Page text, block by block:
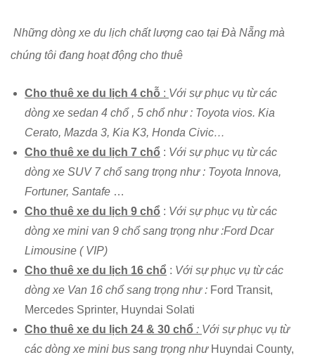
Những dòng xe du lịch chất lượng cao tại Đà Nẵng mà
chúng tôi đang hoạt động cho thuê
Cho thuê xe du lịch 4 chỗ : Với sự phục vụ từ các
dòng xe sedan 4 chổ , 5 chổ như : Toyota vios. Kia
Cerato, Mazda 3, Kia K3, Honda Civic…
Cho thuê xe du lịch 7 chổ : Với sự phục vụ từ các
dòng xe SUV 7 chổ sang trọng như : Toyota Innova,
Fortuner, Santafe …
Cho thuê xe du lịch 9 chổ : Với sự phục vụ từ các
dòng xe mini van 9 chổ sang trọng như :Ford Dcar
Limousine ( VIP)
Cho thuê xe du lịch 16 chổ : Với sự phục vụ từ các
dòng xe Van 16 chổ sang trọng như : Ford Transit,
Mercedes Sprinter, Huyndai Solati
Cho thuê xe du lịch 24 & 30 chổ : Với sự phục vụ từ
các dòng xe mini bus sang trọng như Huyndai County,